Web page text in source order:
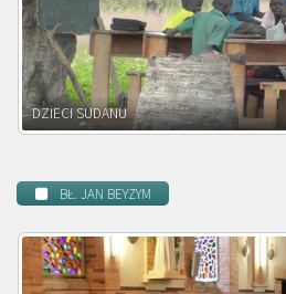
DZIECI ZAMBII
BŁ. JAN BEYZYM